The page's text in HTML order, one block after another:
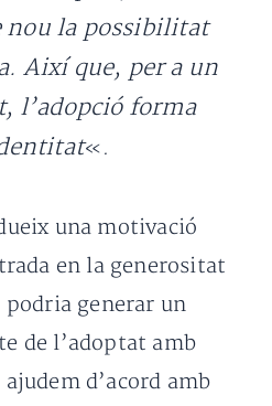
nou la possibilitat
Així que, per a un
l’adopció forma
«.
una motivació
en la generositat
generar un
de l’adoptat amb
d’acord amb